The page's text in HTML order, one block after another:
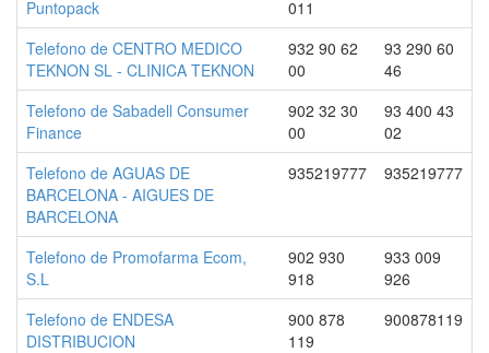
Puntopack
011
Telefono de CENTRO MEDICO
TEKNON SL - CLINICA TEKNON
932 90 62
00
93 290 60
46
Telefono de Sabadell Consumer
Finance
902 32 30
00
93 400 43
02
Telefono de AGUAS DE
BARCELONA - AIGUES DE
BARCELONA
935219777 935219777
Telefono de Promofarma Ecom,
S.L
902 930
918
933 009
926
Telefono de ENDESA
DISTRIBUCION
900 878
119
900878119